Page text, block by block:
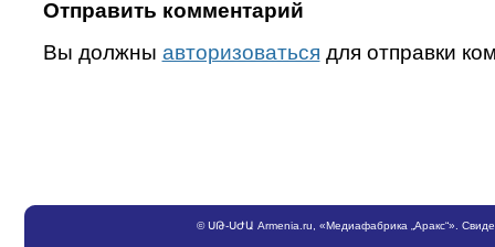
Отправить комментарий
Вы должны авторизоваться для отправки
©ՍԹ-ՍԺԱ Armenia.ru , «Медиафабрика „Аракс“».